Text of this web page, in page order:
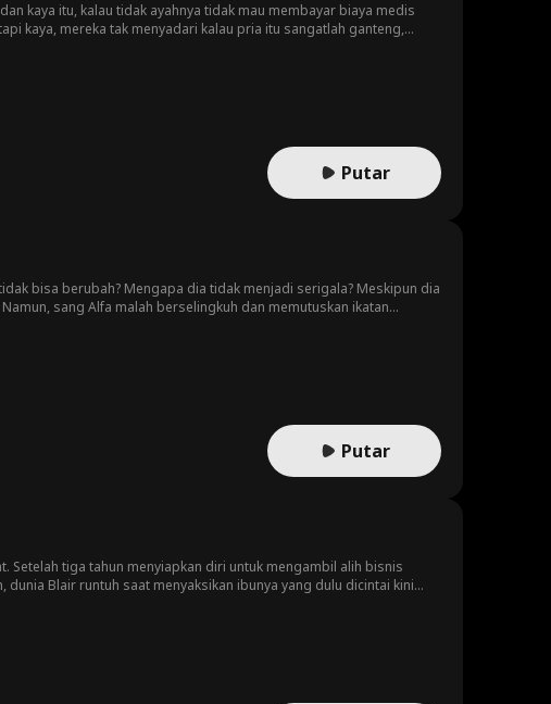
kaya itu, kalau tidak ayahnya tidak mau membayar biaya medis
kaya, mereka tak menyadari kalau pria itu sangatlah ganteng,
Putar
bisa berubah? Mengapa dia tidak menjadi serigala? Meskipun dia
sang Alfa malah berselingkuh dan memutuskan ikatan
Putar
Setelah tiga tahun menyiapkan diri untuk mengambil alih bisnis
Blair runtuh saat menyaksikan ibunya yang dulu dicintai kini